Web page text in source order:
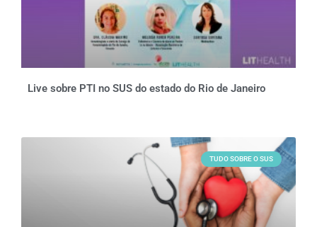
Live sobre PTI no SUS do estado do Rio de Janeiro
TUDO SOBRE O SUS